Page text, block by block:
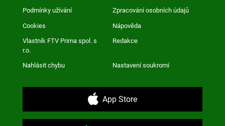
Podmínky užívání Zpracování osobních údajů
Cookies Nápověda
Vlastník FTV Prima spol. s
r.o.
Redakce
Nahlásit chybu Nastavení soukromí
App Store